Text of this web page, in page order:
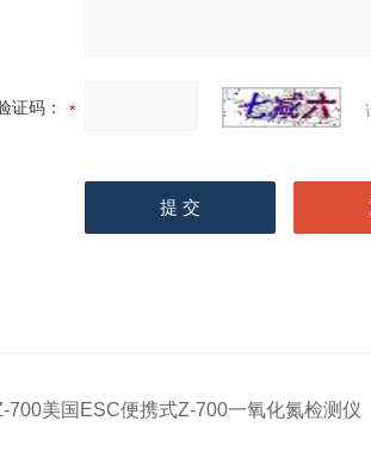
证码：
700美国ESC便携式Z-700一氧化氮检测仪